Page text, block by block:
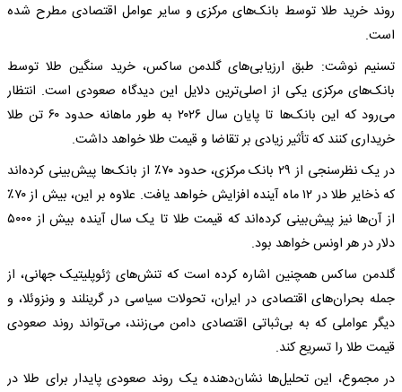
روند خرید طلا توسط بانک‌های مرکزی و سایر عوامل اقتصادی مطرح شده
است.
تسنیم نوشت: طبق ارزیابی‌های گلدمن ساکس، خرید سنگین طلا توسط
بانک‌های مرکزی یکی از اصلی‌ترین دلایل این دیدگاه صعودی است. انتظار
می‌رود که این بانک‌ها تا پایان سال ۲۰۲۶ به طور ماهانه حدود ۶۰ تن طلا
خریداری کنند که تأثیر زیادی بر تقاضا و قیمت طلا خواهد داشت.
در یک نظرسنجی از ۲۹ بانک مرکزی، حدود ۷۰٪ از بانک‌ها پیش‌بینی کرده‌اند
که ذخایر طلا در ۱۲ ماه آینده افزایش خواهد یافت. علاوه بر این، بیش از ۷۰٪
از آن‌ها نیز پیش‌بینی کرده‌اند که قیمت طلا تا یک سال آینده بیش از ۵۰۰۰
دلار در هر اونس خواهد بود.
گلدمن ساکس همچنین اشاره کرده است که تنش‌های ژئوپلیتیک جهانی، از
جمله بحران‌های اقتصادی در ایران، تحولات سیاسی در گرینلند و ونزوئلا، و
دیگر عواملی که به بی‌ثباتی اقتصادی دامن می‌زنند، می‌تواند روند صعودی
قیمت طلا را تسریع کند.
در مجموع، این تحلیل‌ها نشان‌دهنده یک روند صعودی پایدار برای طلا در